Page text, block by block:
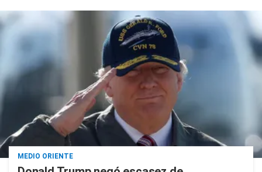
MEDIO ORIENTE